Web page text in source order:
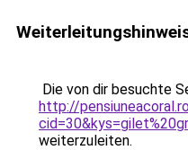
Die von dir besuchte
http://
weiterzuleiten.